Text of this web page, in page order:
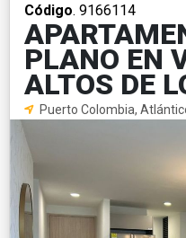
Código. 9166114
PLANO EN
ALTOS DE
Puerto Colombia,